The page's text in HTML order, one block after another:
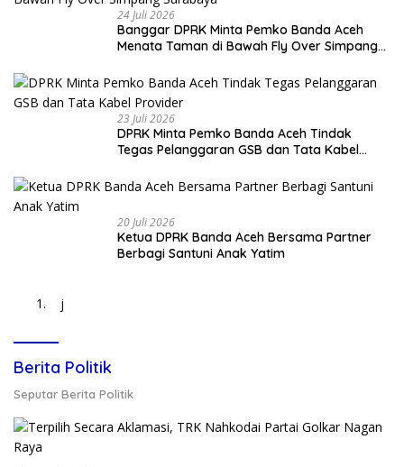
24 Juli 2026
Banggar DPRK Minta Pemko Banda Aceh
Menata Taman di Bawah Fly Over Simpang
23 Juli 2026
DPRK Minta Pemko Banda Aceh Tindak
Tegas Pelanggaran GSB dan Tata Kabel
20 Juli 2026
Ketua DPRK Banda Aceh Bersama Partner
Berbagi Santuni Anak Yatim
j
Berita Politik
Seputar Berita Politik